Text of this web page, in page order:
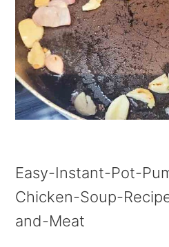
r
y
n
a
v
a
t
i
o
n
t
e
n
r
y
s
i
d
a
r
Easy-Instant-Pot-
Chicken-Soup-
and-Meat